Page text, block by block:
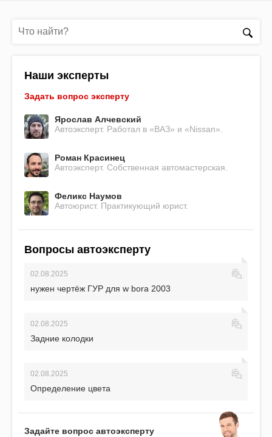
Наши эксперты
Задать вопрос эксперту
Ярослав Алчевский
Автоэксперт. Работал в «ВАЗ» и «Nissan».
Роман Красинец
Автоэксперт. Собственная автомастерская.
Феликс Наумов
Автоюрист. Практикующий юрист.
Вопросы автоэксперту
02.08.2025
нужен чертёж ГУР для w bora 2003
02.08.2025
Задние колодки
02.08.2025
Определение цвета
Задайте вопрос автоэксперту